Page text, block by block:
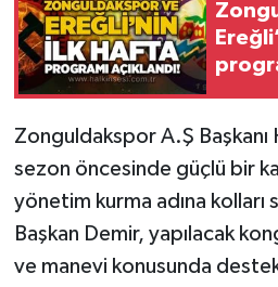
Zonguldakspor A.Ş Başkanı
sezon öncesinde güçlü bir
yönetim kurma adına kolları
Başkan Demir, yapılacak
ve manevi konusunda
Gökçebey
İş ilanı
Kültür - Sanat